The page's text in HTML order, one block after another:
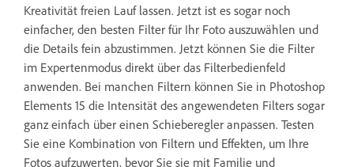
Kreativität freien Lauf lassen. Jetzt ist es sogar noch
einfacher, den besten Filter für Ihr Foto auszuwählen und
die Details fein abzustimmen. Jetzt können Sie die Filter
im Expertenmodus direkt über das Filterbedienfeld
anwenden. Bei manchen Filtern können Sie in Photoshop
Elements 15 die Intensität des angewendeten Filters sogar
ganz einfach über einen Schieberegler anpassen. Testen
Sie eine Kombination von Filtern und Effekten, um Ihre
Fotos aufzuwerten, bevor Sie sie mit Familie und